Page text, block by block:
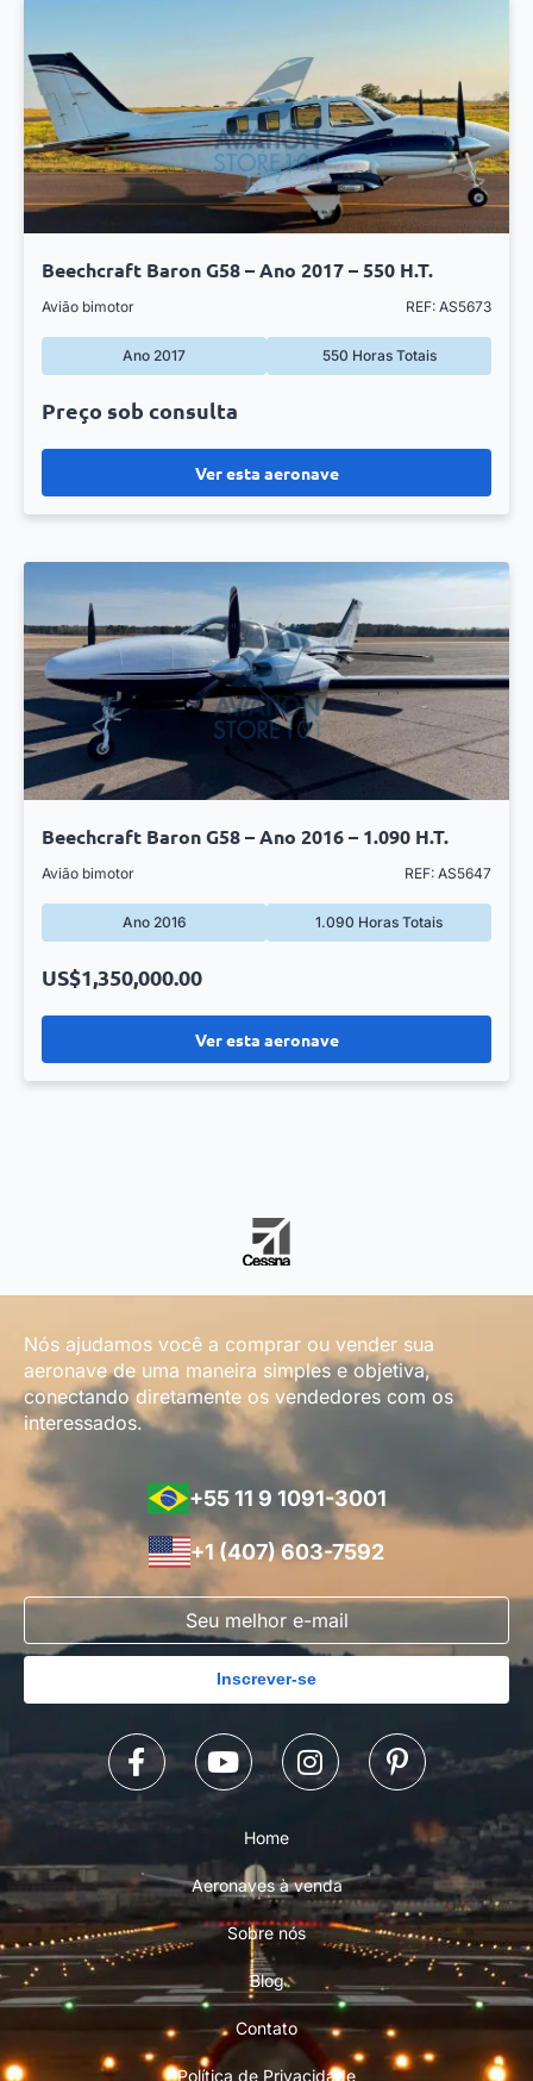
Beechcraft Baron G58 – Ano 2017 – 550 H.T.
Avião bimotor REF: AS5673
Ano 2017 550 Horas Totais
Ver esta aeronave
Preço sob consulta
Beechcraft Baron G58 – Ano 2016 – 1.090 H.T.
Avião bimotor REF: AS5647
Ano 2016 1.090 Horas Totais
Ver esta aeronave
US$1,350,000.00
Nós ajudamos você a comprar ou vender sua
aeronave de uma maneira simples e objetiva,
conectando diretamente os vendedores com os
interessados.
+55 11 9 1091-3001
+1 (407) 603-7592
Inscrever-se
Home
Aeronaves à venda
Sobre nós
Blog
Contato
Política de Privacidade